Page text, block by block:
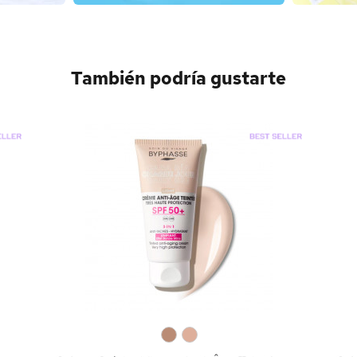
También podría gustarte